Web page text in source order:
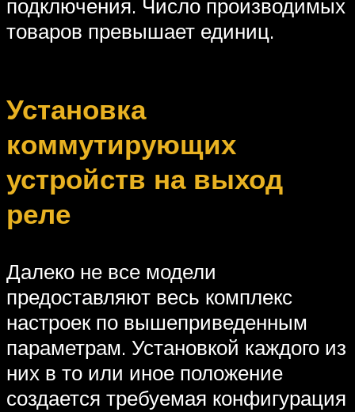
подключения. Число производимых
товаров превышает единиц.
Установка
коммутирующих
устройств на выход
реле
Далеко не все модели
предоставляют весь комплекс
настроек по вышеприведенным
параметрам. Установкой каждого из
них в то или иное положение
создается требуемая конфигурация